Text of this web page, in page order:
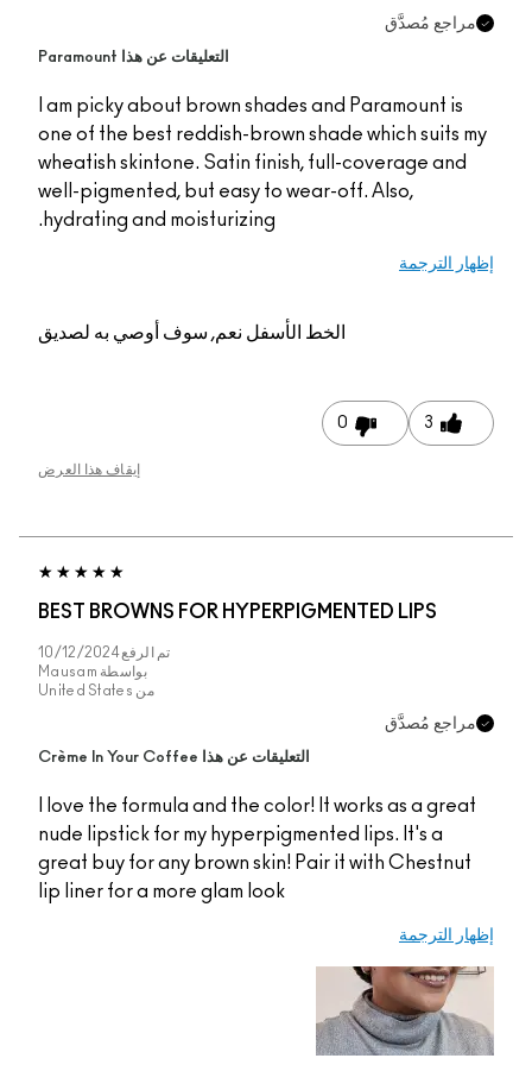
مراجع مُصدَّق
التعليقات عن هذا Paramount
I am picky about brown shades and Paramount is
one of the best reddish-brown shade which suits my
wheatish skintone. Satin finish, full-coverage and
well-pigmented, but easy to wear-off. Also,
hydrating and moisturizing.
إظهار الترجمة
الخط الأسفلنعم, سوف أوصي به لصديق
3
0
إيقاف هذا العرض
BEST BROWNS FOR HYPERPIGMENTED LIPS
تم الرفع 10/12/2024
بواسطة Mausam
من United States
مراجع مُصدَّق
التعليقات عن هذا Crème In Your Coffee
I love the formula and the color! It works as a great
nude lipstick for my hyperpigmented lips. It's a
great buy for any brown skin! Pair it with Chestnut
lip liner for a more glam look
إظهار الترجمة